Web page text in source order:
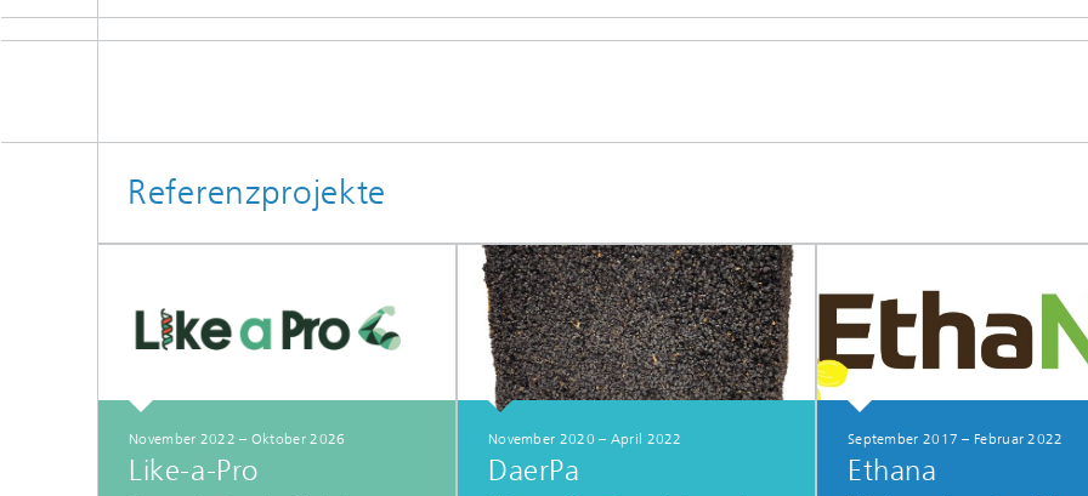
Referenzprojekte
November 2022 – Oktober 2026
Like-a-Pro
November 2020 – April 2022
DaerPa
September 2017 – Februar 2022
Ethana